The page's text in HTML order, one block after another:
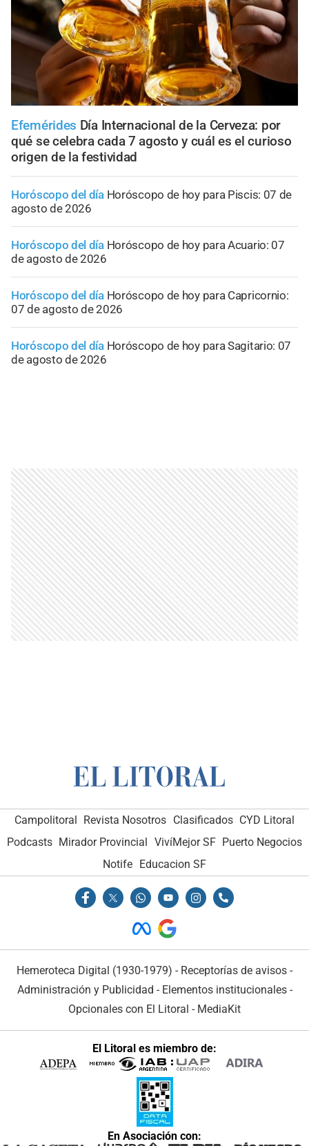
Efemérides Día Internacional de la Cerveza: por
qué se celebra cada 7 agosto y cuál es el curioso
origen de la festividad
Horóscopo del día Horóscopo de hoy para Piscis: 07 de
agosto de 2026
Horóscopo del día Horóscopo de hoy para Acuario: 07
de agosto de 2026
Horóscopo del día Horóscopo de hoy para Capricornio:
07 de agosto de 2026
Horóscopo del día Horóscopo de hoy para Sagitario: 07
de agosto de 2026
Campolitoral Revista Nosotros Clasificados CYD Litoral
Podcasts Mirador Provincial VivíMejor SF Puerto Negocios
Notife Educacion SF
Hemeroteca Digital (1930-1979) - Receptorías de avisos -
Administración y Publicidad - Elementos institucionales-
Opcionales con El Litoral - MediaKit
El Litoral es miembro de:
En Asociación con: